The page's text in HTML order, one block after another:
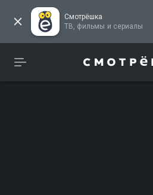
Смотрёшка
ТВ, фильмы и сериалы